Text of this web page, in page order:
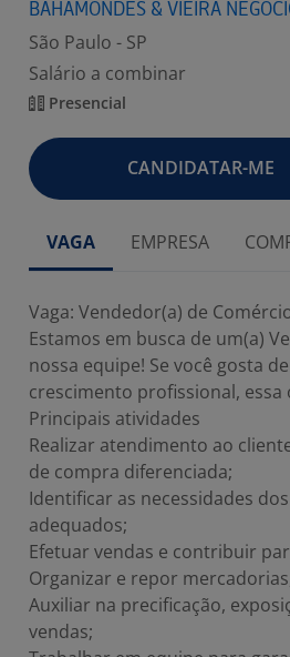
BAHAMONDES & VIEIRA
São Paulo - SP
Salário a combinar
Presencial
CANDIDATAR-ME
VAGA EMPRESA
Vaga: Vendedor(a) de
Estamos em busca de um(a)
nossa equipe! Se você gosta
crescimento profissional,
Principais atividades
Realizar atendimento ao
de compra diferenciada;
Identificar as necessidades
adequados;
Efetuar vendas e contribuir
Organizar e repor
Auxiliar na precificação,
vendas;